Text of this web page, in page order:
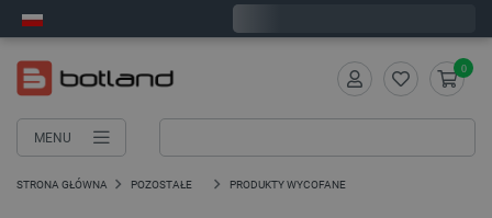
MENU
0
STRONA GŁÓWNA POZOSTAŁE PRODUKTY WYCOFANE